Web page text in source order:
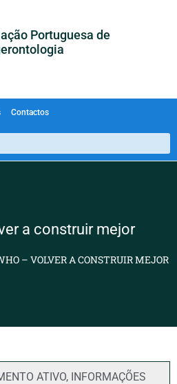
Portuguesa de
Contactos
a construir mejor
– VOLVER A CONSTRUIR MEJOR
ATIVO, INFORMAÇÕES